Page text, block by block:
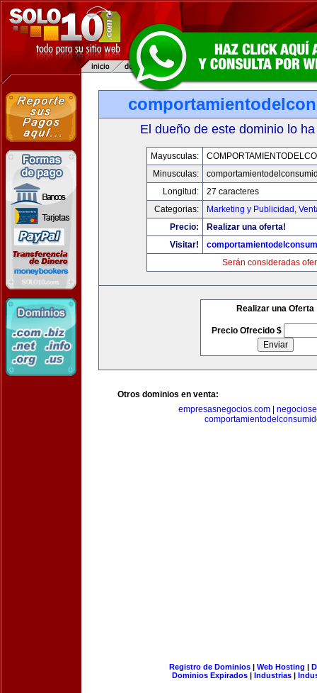
El dueño de este dominio lo
Mayusculas:
Minusculas:
Longitud:
27 caracteres
Categorias:
Marketing y Publicidad ,
Precio:
Realizar una oferta!
Visitar!
Serán consideradas
Realizar una Oferta
Precio Ofrecido $
Otros dominios en venta:
empresasnegocios.com|
Registro de Dominios| Web Hosting |
Dominios Expirados | Industrias |